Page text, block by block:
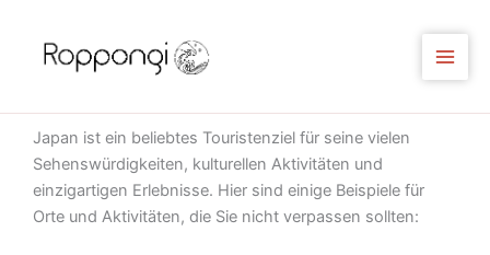
springen
Japan ist ein beliebtes Touristenziel für seine vielen
Sehenswürdigkeiten, kulturellen Aktivitäten und
einzigartigen Erlebnisse. Hier sind einige Beispiele für
Orte und Aktivitäten, die Sie nicht verpassen sollten: